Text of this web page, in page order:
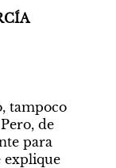
tampoco
de
para
explique